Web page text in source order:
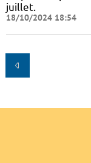
juillet.
18/10/2024 18:54